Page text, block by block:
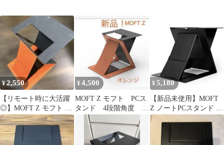
¥2,550
【リモート時に大活躍
◎】MOFT Z モフト PC
スタンド 軽量 オレンジ
¥4,500
MOFT Z モフト PCス
タンド 4段階角度 軽
¥ 5,180
【新品未使用】MOFT
Z ノートPCスタンド 人
間工学設計 スタンディ
ング